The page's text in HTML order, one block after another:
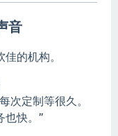
音
的机构。
次定制等很久。
也快。”